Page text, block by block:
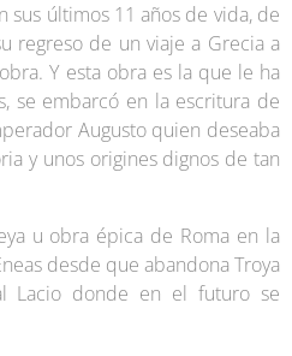
sus últimos 11 años de vida, de
regreso de un viaje a Grecia a
Y esta obra es la que le ha
se embarcó en la escritura de
Augusto quien deseaba
y unos origines dignos de tan
u obra épica de Roma en la
desde que abandona Troya
Lacio donde en el futuro se